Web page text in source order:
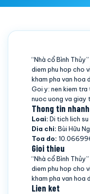
“Nhà cổ Bình
diem phu hop cho
kham pha van hoa
Goi y: nen kiem
nuoc uong va giay
Thong tin nhanh
Loai: Di tich lich su
Dia chi: Bùi Hữu
Toa do:
Gioi thieu
“Nhà cổ Bình
diem phu hop cho
kham pha van hoa
Lien ket